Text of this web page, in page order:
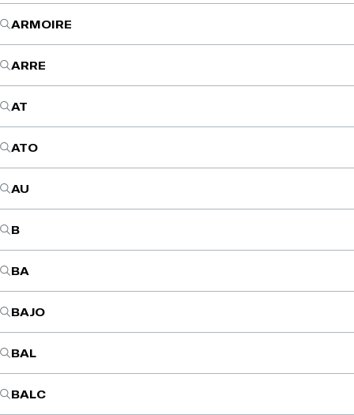
ARMOIRE
ARRE
AT
ATO
AU
B
BA
BAJO
BAL
BALC